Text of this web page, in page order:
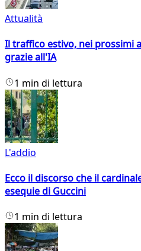
Attualità
Il traffico estivo, nei prossimi
grazie all'IA
1 min di lettura
L'addio
Ecco il discorso che il
esequie di Guccini
1 min di lettura